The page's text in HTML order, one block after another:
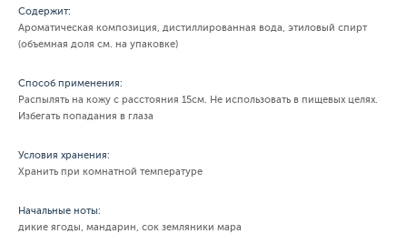
Содержит:
Ароматическая композиция, дистиллированная вода, этиловый спирт
(объемная доля см. на упаковке)
Способ применения:
Распылять на кожу с расстояния 15см. Не использовать в пищевых целях.
Избегать попадания в глаза
Условия хранения:
Хранить при комнатной температуре
Начальные ноты:
дикие ягоды, мандарин, сок земляники мара